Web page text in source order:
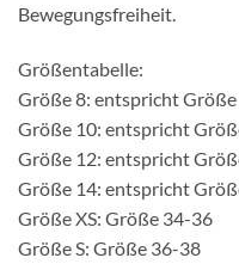
Bewegungsfreiheit.
Größentabelle:
Größe 8: entspricht
Größe 10: entspricht
Größe 12: entspricht
Größe 14: entspricht
Größe XS: Größe 34-36
Größe S: Größe 36-38